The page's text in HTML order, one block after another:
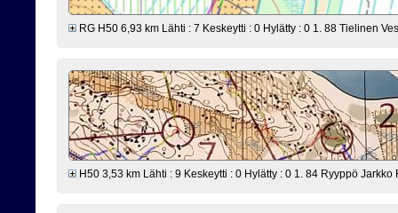
RG H50 6,93 km Lähti : 7 Keskeytti : 0 Hylätty : 0 1. 88 Tielinen
H50 3,53 km Lähti : 9 Keskeytti : 0 Hylätty : 0 1. 84 Ryyppö Jarkko